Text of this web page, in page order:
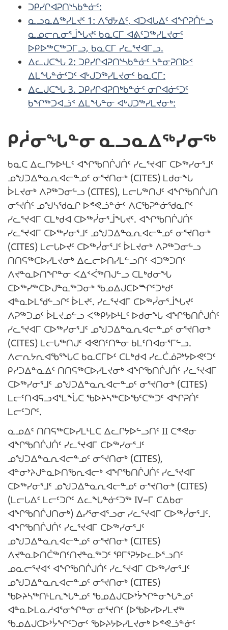
ᑐᑭᓯᒋᐊᕈᑎᔅᓴᑲᓐᓃᑦ:
ᓇᓗᓇᐃᖅᓯᒪᔪᑦ 1: ᐱᖁᔭᐃᑦ, ᐊᑐᐊᒐᐃᑦ ᐊᖏᕈᑏᓪᓗ
ᓇᓄᓕᕆᓂᕐᒨᖓᔪᑦ ᑲᓇᑕᒥ ᐊᕕᑦᑐᖅᓯᒪᔪᓂᑦ
ᐅᑭᐅᖅᑕᖅᑐᒥᓗ, ᑲᓇᑕᒥ ᓯᓚᕐᔪᐊᒥᓗ.
ᐃᓚᒍᑕᖓ 2: ᑐᑭᓯᒋᐊᕈᑎᔅᓴᑲᓐᓃᑦ ᓴᓐᓂᕈᑎᐅᑉ
ᐃᒪᖓᓐᓃᑦᑐᑦ ᐊᒡᒍᑐᖅᓯᒪᔪᓂᑦ ᑲᓇᑕᒥ:
ᐃᓚᒍᑕᖓ 3. ᑐᑭᓯᒋᐊᕈᑎᒃᑲᓐᓃᑦ ᓂᒋᐊᓃᑦᑐᑦ
ᑲᖏᖅᑐᐊᓘᑉ ᐃᒪᖓᓐᓂ ᐊᒡᒍᑐᖅᓯᒪᔪᓂᒃ:
ᑭᓲᓂᖓᓐᓂ ᓇᓗᓇᐃᖅᓯᓂᖅ
ᑲᓇᑕ ᐃᓚᒋᔭᐅᒻᒪᑦ ᐊᖏᖃᑎᒌᒍᑏᑦ ᓯᓚᕐᔪᐊᒥ ᑕᐅᖅᓯᓂᕐᒧᑦ
ᓄᖑᑐᐃᓐᓇᕆᐊᓕᓐᓄᑦ ᓂᕐᔪᑎᓂᒃ (CITES) ᒪᑯᓂᖓ
ᐆᒪᔪᓂᒃ ᐱᕈᖅᑐᓂᓪᓗ (CITES), ᒪᓕᒐᖅᑎᒍᑦ ᐊᖏᖃᑎᒌᒍᑎ
ᓂᕐᔪᑏᑦ ᓄᖑᓴᖁᓇᒋ ᐅᕝᕙᓘᓐᓃᑦ ᐱᑕᖃᕈᓐᓃᖁᓇᒋᑦ
ᓯᓚᕐᔪᐊᒥ ᑕᒪᒃᑯᐊ ᑕᐅᖅᓰᓂᕐᒨᖓᔪᑦ. ᐊᖏᖃᑎᒌᒍᑏᑦ
ᓯᓚᕐᔪᐊᒥ ᑕᐅᖅᓯᓂᕐᒧᑦ ᓄᖑᑐᐃᓐᓇᕆᐊᓕᓐᓄᑦ ᓂᕐᔪᑎᓂᒃ
(CITES) ᒪᓕᒐᐅᔪᑦ ᑕᐅᖅᓰᓂᕐᒧᑦ ᐆᒪᔪᓂᒃ ᐱᕈᖅᑐᓂᓪᓗ
ᑎᑎᕋᖅᑕᐅᓯᒪᔪᓂᒃ ᐃᓚᓕᐅᑎᓯᒪᓪᓗᑎᑦ ᐊᑐᖅᑐᑎᑦ
ᐱᔪᓐᓇᐅᑎᖏᓐᓂ ᐸᐃᑉᐹᖅᑎᒍᓪᓗ ᑕᒪᒃᑯᓂᖓ
ᑕᐅᖅᓯᖅᑕᐅᒍᓐᓇᖅᑐᓂᒃ ᖃᓄᐃᒍᑕᐅᙱᑦᑐᒃᑯᑦ
ᐊᓐᓇᐅᒪᖁᓪᓗᒋᑦ ᐆᒪᔪᑦ. ᓯᓚᕐᔪᐊᒥ ᑕᐅᖅᓰᓂᕐᒨᖓᔪᑦ
ᐱᕈᖅᑐᓄᑦ ᐆᒪᔪᓄᓪᓗ ᐸᖅᑭᔭᐅᒻᒪᑦ ᐅᑯᓂᖓ ᐊᖏᖃᑎᒌᒍᑏᑦ
ᓯᓚᕐᔪᐊᒥ ᑕᐅᖅᓯᓂᕐᒧᑦ ᓄᖑᑐᐃᓐᓇᕆᐊᓕᓐᓄᑦ ᓂᕐᔪᑎᓂᒃ
(CITES) ᒪᓕᒐᖅᑎᒍᑦ ᐊᕙᑎᑦᑎᓐᓂ ᑲᒪᑦᑎᐊᓂᕐᒥᓪᓗ.
ᐱᓕᕆᔭᕆᐊᖃᕐᖓᑕ ᑲᓇᑕᒥᐅᑦ ᑕᒪᒃᑯᐊ ᓯᓚᑖᓅᕈᔾᔭᐅᕙᑦᑐᑦ
ᑭᓱᑐᐃᓐᓇᐃᑦ ᑎᑎᕋᖅᑕᐅᓯᒪᔪᓂᒃ ᐊᖏᖃᑎᒌᒍᑏᑦ ᓯᓚᕐᔪᐊᒥ
ᑕᐅᖅᓯᓂᕐᒧᑦ ᓄᖑᑐᐃᓐᓇᕆᐊᓕᓐᓄᑦ ᓂᕐᔪᑎᓂᒃ (CITES)
ᒪᓕᑦᑎᐊᕋᓗᐊᕐᒪᖔᑕ ᖃᐅᔨᓴᖅᑕᐅᖃᑦᑕᖅᑐᑦ ᐊᖏᕈᑏᑦ
ᒪᓕᑦᑐᒋᑦ.
ᓇᓄᐃᑦ ᑎᑎᕋᖅᑕᐅᓯᒪᒻᒪᑕ ᐃᓚᒋᔭᐅᓪᓗᑎᑦ II ᑕᕝᕙᓂ
ᐊᖏᖃᑎᒌᒍᑏᑦ ᓯᓚᕐᔪᐊᒥ ᑕᐅᖅᓯᓂᕐᒧᑦ
ᓄᖑᑐᐃᓐᓇᕆᐊᓕᓐᓄᑦ ᓂᕐᔪᑎᓂᒃ (CITES),
ᐊᓐᓂᔾᔨᒍᓐᓇᐅᑎᖃᕆᐊᓕᒃ ᐊᖏᖃᑎᒌᒍᑏᑦ ᓯᓚᕐᔪᐊᒥ
ᑕᐅᖅᓯᓂᕐᒧᑦ ᓄᖑᑐᐃᓐᓇᕆᐊᓕᓐᓄᑦ ᓂᕐᔪᑎᓂᒃ (CITES)
(ᒪᓕᒐᐃᑦ ᒪᓕᑦᑐᒋᑦ ᐃᓚᖓᓐᓃᑦᑐᖅ IV−ᒥ ᑕᐃᑲᓂ
ᐊᖏᖃᑎᒌᒍᑎᓂᒃ) ᐃᓯᕐᓂᐊᕐᓗᓂ ᓯᓚᕐᔪᐊᒥ ᑕᐅᖅᓰᓂᕐᒧᑦ.
ᐊᖏᖃᑎᒌᒍᑏᑦ ᓯᓚᕐᔪᐊᒥ ᑕᐅᖅᓯᓂᕐᒧᑦ
ᓄᖑᑐᐃᓐᓇᕆᐊᓕᓐᓄᑦ ᓂᕐᔪᑎᓂᒃ (CITES)
ᐱᔪᓐᓇᐅᑎᑖᖅᑎᑦᑎᔪᓐᓇᖅᑐᑦ ᕿᒥᕐᕈᔭᐅᓚᐅᕐᓗᑎᑦ
ᓄᓇᓕᕐᔪᐊᑉ ᐊᖏᖃᑎᒌᒍᑏᑦ ᓯᓚᕐᔪᐊᒥ ᑕᐅᖅᓯᓂᕐᒧᑦ
ᓄᖑᑐᐃᓐᓇᕆᐊᓕᓐᓄᑦ ᓂᕐᔪᑎᓂᒃ (CITES)
ᖃᐅᔨᓴᖅᑎᒻᒪᕆᖓᓐᓄᑦ ᖃᓄᐃᒍᑕᐅᔾᔮᖏᓐᓂᖓᓐᓄᑦ
ᐊᓐᓇᐅᒪᓇᓱᐊᕐᓂᖏᓐᓂ ᓂᕐᔪᑎᑦ (ᐅᖃᐅᓯᐅᓯᒪᔪᖅ
ᖃᓄᐃᒍᑕᐅᔾᔮᖏᑦᑐᓂᑦ ᖃᐅᔨᔭᐅᓯᒪᔪᓂᒃ ᐅᕝᕙᓘᓐᓃᑦ